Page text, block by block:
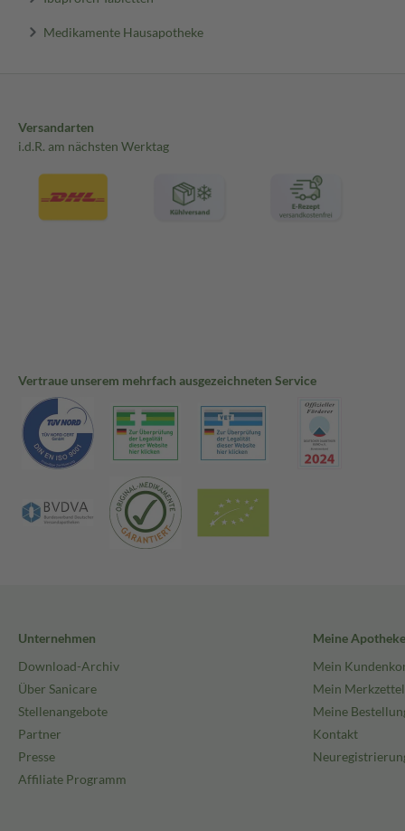
Medikamente Hausapotheke
Versandarten
i.d.R. am nächsten Werktag
Vertraue unserem mehrfach ausgezeichneten Service
Unternehmen
Download-Archiv
Über Sanicare
Stellenangebote
Partner
Presse
Affiliate Programm
Meine Apotheke
Mein
Mein Merkzettel
Meine
Kontakt